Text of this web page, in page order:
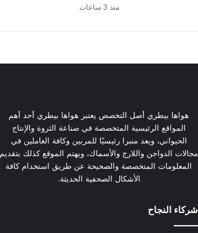
منذ 3 ساعات
هواها بيطري أصل التخصص يعتبر هواها بيطري أحد أهم
المواقع الرئيسية المتخصصة في صناعة الثروة والإنتاج
الحيواني، ويعد منبرا رئيسيًا للمربين وكافة العاملين في
مجالات الدواجن واللارج والأسماك، ويهتم الموقع كذلك بتقديم
المعلومات المتخصصة والصحيحة عن طريق استخدام كافة
الأشكال الصحفية الحديثة.
شركاء النجاح